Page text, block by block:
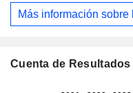
vagones,
compañías ferroviarias
conversiones para el
Norteamérica ofrece
Más información sobre
Cuenta de